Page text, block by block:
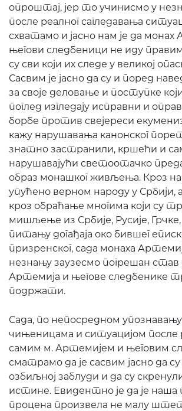
опроштај, јер то учинисмо у
после реалног сагледавања
схватамо и јасно нам је да монах
његови следбеници не иду
су сви који их следе у великој
Сасвим је јасно да су и поред
за своје деловање и поступке
поглед изгледају исправни и
борбе против свејереси
кажу нарушавања канонског
знатно застранили, кршећи и
нарушавајући светоотачко
образ монашког живљења. Кроз
упућено верном народу у Србији,
кроз обраћање многима који су
мишљење из Србије, Русије, Грчке,
питању догађаја око бившег
призренског, сада монаха
незнању заузесмо погрешан став
Артемија и његове следбенике
подржати.
Сада, по непосредном упознавању
чињеницама и ситуацијом после
самим м. Артемијем и његовим
сматрамо да је сасвим јасно да
озбиљној заблуди и да су
истине. Евидентно је да је наша
процена произвела не малу